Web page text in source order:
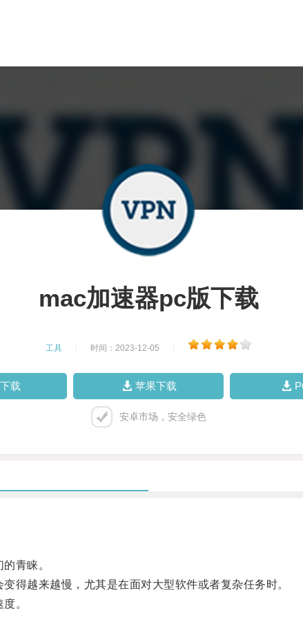
mac加速器pc版下载
工具 时间：2023-12-05
载 苹果下载
安卓市场，安全绿色
青睐。
越来越慢，尤其是在面对大型软件或者复杂任务时。
。